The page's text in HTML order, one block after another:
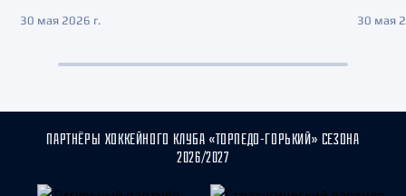
30 мая 2026 г. 30 мая
ПАРТНЁРЫ ХОККЕЙНОГО КЛУБА «ТОРПЕДО-ГОРЬКИЙ» СЕЗОНА
2026/2027